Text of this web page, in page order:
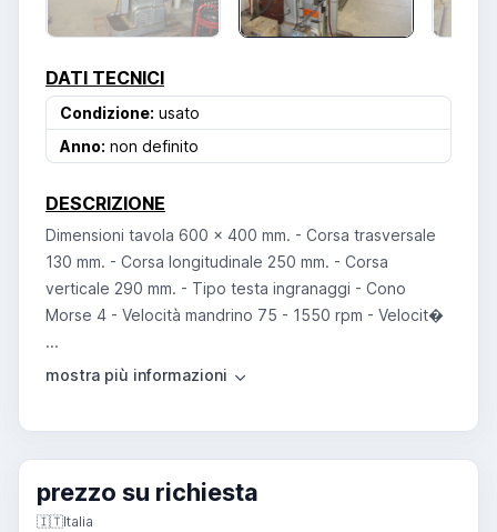
DATI TECNICI
Condizione: usato
Anno: non definito
DESCRIZIONE
Dimensioni tavola 600 x 400 mm. - Corsa trasversale
130 mm. - Corsa longitudinale 250 mm. - Corsa
verticale 290 mm. - Tipo testa ingranaggi - Cono
Morse 4 - Velocità mandrino 75 - 1550 rpm - Velocit�
...
prezzo su richiesta
🇮🇹Italia